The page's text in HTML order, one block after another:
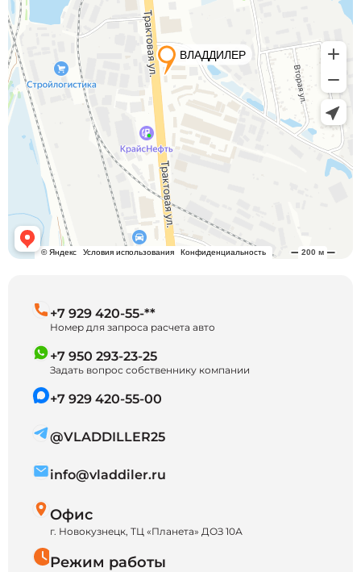
+7 929 420-55-**
Номер для запроса расчета авто
+7 950 293-23-25
Задать вопрос собственнику компании
+7 929 420-55-00
@VLADDILLER25
info@vladdiler.ru
Офис
г. Новокузнецк, ТЦ «Планета» ДОЗ 10А
Режим работы